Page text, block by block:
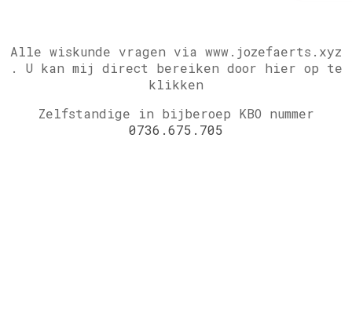
Alle wiskunde vragen via www.jozefaerts.xyz
. U kan mij direct bereiken door hier op te
klikken
Zelfstandige in bijberoep KBO nummer
0736.675.705